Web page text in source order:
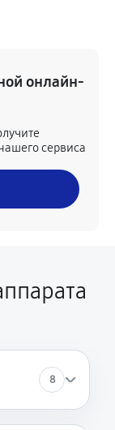
онлайн-
сервиса
8